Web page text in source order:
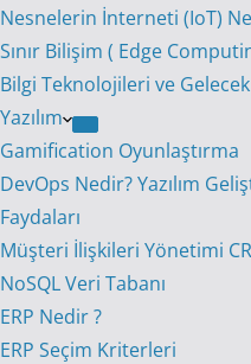
Nesnelerin İnterneti (IoT)
Sınır Bilişim ( Edge
Bilgi Teknolojileri ve Gelecek
Yazılım
Gamification Oyunlaştırma
DevOps Nedir? Yazılım
Faydaları
Müşteri İlişkileri Yönetimi
NoSQL Veri Tabanı
ERP Nedir ?
ERP Seçim Kriterleri